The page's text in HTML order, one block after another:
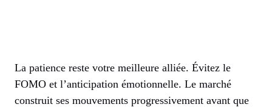
La patience reste votre meilleure alliée. Évitez le
FOMO et l’anticipation émotionnelle. Le marché
construit ses mouvements progressivement avant que